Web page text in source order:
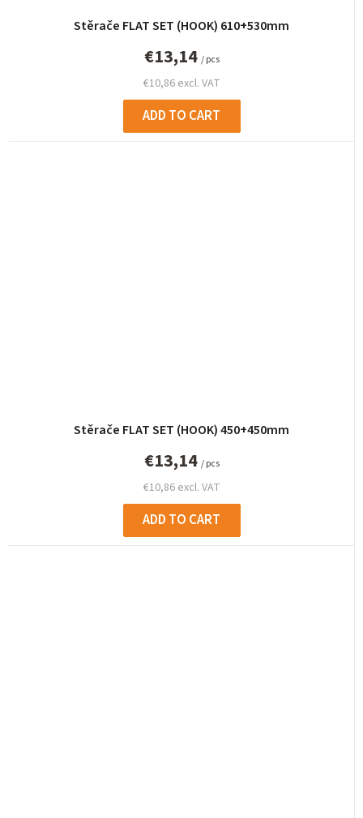
Stěrače FLAT SET (HOOK) 610+530mm
€10,86 excl. VAT
€13,14 / pcs
ADD TO CART
Stěrače FLAT SET (HOOK) 450+450mm
€10,86 excl. VAT
€13,14 / pcs
ADD TO CART